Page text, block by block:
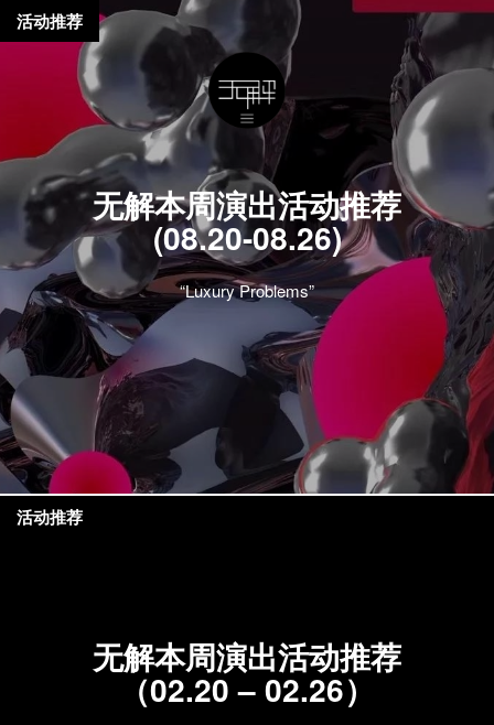
无解本周演出活动推荐
(08.20-08.26)
“Luxury Problems”
活动推荐
无解本周演出活动推荐
（02.20 – 02.26）
活动推荐